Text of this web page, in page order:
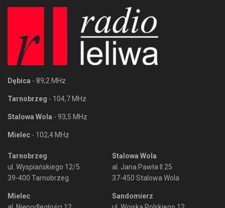
Dębica - 89,2 MHz
Tarnobrzeg - 104,7 MHz
Stalowa Wola - 93,5 MHz
Mielec - 102,4 MHz
Tarnobrzeg
ul. Wyspiańskiego 12/5
39-400 Tarnobrzeg
Mielec
Stalowa Wola
al. Jana Pawła II 25
37-450 Stalowa Wola
Sandomierz